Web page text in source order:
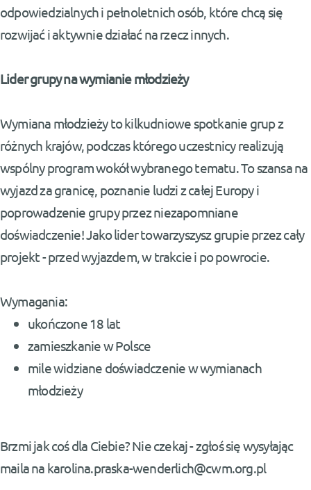
odpowiedzialnych i pełnoletnich osób, które chcą się
rozwijać i aktywnie działać na rzecz innych.
Lider grupy na wymianie młodzieży
Wymiana młodzieży to kilkudniowe spotkanie grup z
różnych krajów, podczas którego uczestnicy realizują
wspólny program wokół wybranego tematu. To szansa na
wyjazd za granicę, poznanie ludzi z całej Europy i
poprowadzenie grupy przez niezapomniane
doświadczenie! Jako lider towarzyszysz grupie przez cały
projekt - przed wyjazdem, w trakcie i po powrocie.
Wymagania:
ukończone 18 lat
zamieszkanie w Polsce
mile widziane doświadczenie w wymianach
młodzieży
Brzmi jak coś dla Ciebie? Nie czekaj - zgłoś się wysyłając
maila na karolina.praska-wenderlich@cwm.org.pl